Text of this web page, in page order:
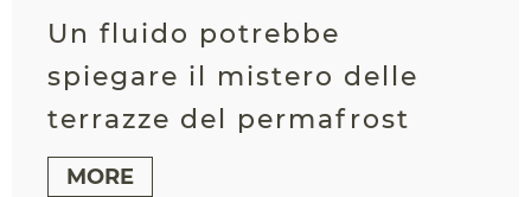
Un fluido potrebbe
spiegare il mistero delle
terrazze del permafrost
MORE